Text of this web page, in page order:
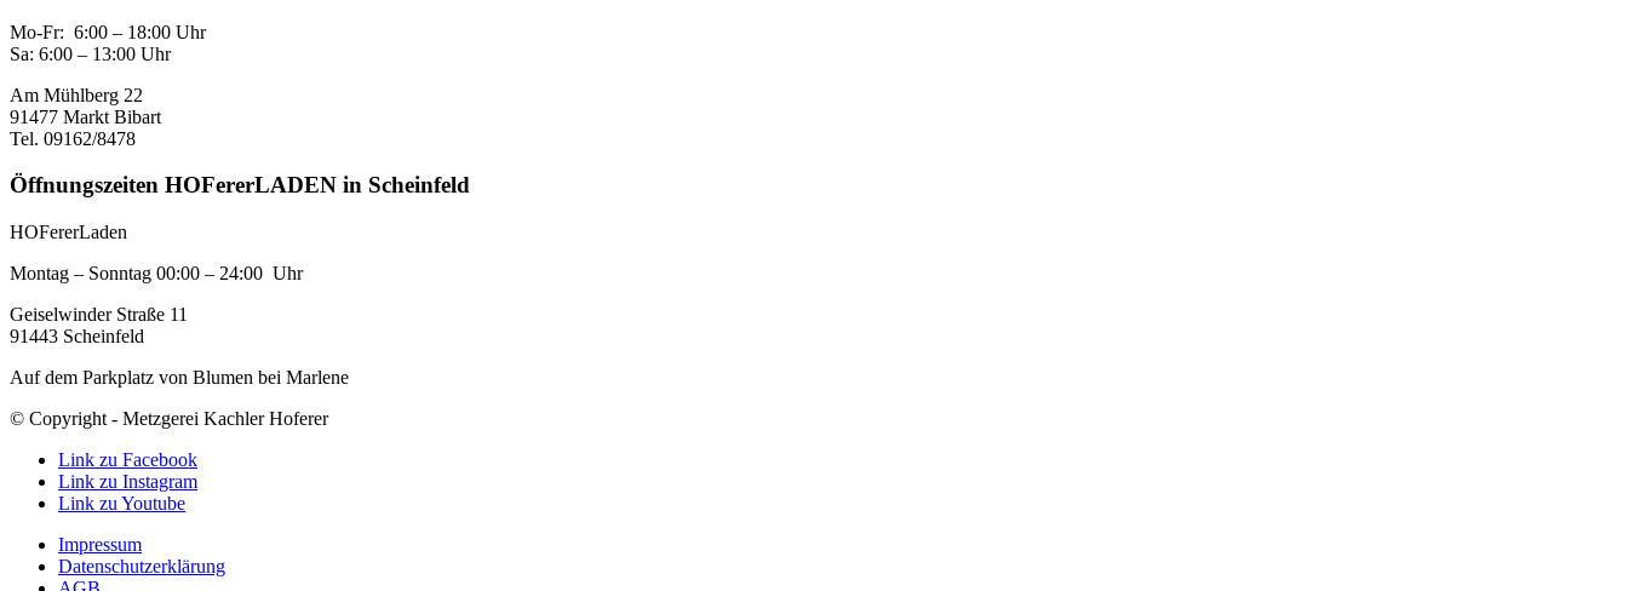
Mo-Fr: 6:00 – 18:00 Uhr
Sa: 6:00 – 13:00 Uhr
Am Mühlberg 22
91477 Markt Bibart
Tel. 09162/8478
Öffnungszeiten HOFererLADEN in Scheinfeld
HOFererLaden
Montag – Sonntag 00:00 – 24:00 Uhr
Geiselwinder Straße 11
91443 Scheinfeld
Auf dem Parkplatz von Blumen bei Marlene
© Copyright - Metzgerei Kachler Hoferer
Link zu Facebook
Link zu Instagram
Link zu Youtube
Impressum
Datenschutzerklärung